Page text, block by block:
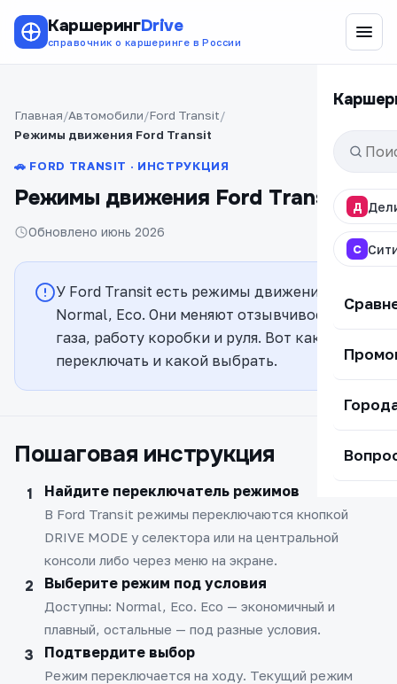
КаршерингDrive
справочник о каршеринге в России
Д
С
Главная Автомобили Ford Transit
Режимы движения Ford Transit
🚗 FORD TRANSIT · ИНСТРУКЦИЯ
Режимы движения Ford Transit
Обновлено июнь 2026
У Ford Transit есть режимы движения:
Normal, Eco. Они меняют отзывчивость
газа, работу коробки и руля. Вот как
переключать и какой выбрать.
Пошаговая инструкция
Найдите переключатель режимов
В Ford Transit режимы переключаются кнопкой
DRIVE MODE у селектора или на центральной
консоли либо через меню на экране.
Выберите режим под условия
Доступны: Normal, Eco. Eco — экономичный и
плавный, остальные — под разные условия.
Подтвердите выбор
Режим переключается на ходу. Текущий режим